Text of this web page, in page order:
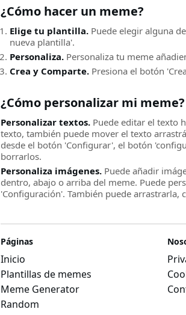
¿Cómo hacer un meme?
Elige tu plantilla. Puede elegir alguna
nueva plantilla'.
Personaliza. Personaliza tu meme
Crea y Comparte. Presiona el botón
¿Cómo personalizar mi meme?
Personalizar textos. Puede editar el texto
texto, también puede mover el texto
desde el botón 'Configurar', el botón
borrarlos.
Personaliza imágenes. Puede añadir
dentro, abajo o arriba del meme. Puede
'Configuración'. También puede arrastrarla,
Páginas
Inicio
Plantillas de memes
Meme Generator
Random